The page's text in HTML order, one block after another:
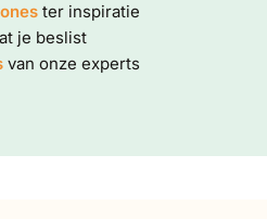
ter inspiratie
je beslist
van onze experts